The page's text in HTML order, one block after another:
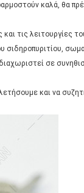
καλά, θα
και τις λειτουργίες
σιδηροπυριτίου,
διαχωριστεί σε
και να